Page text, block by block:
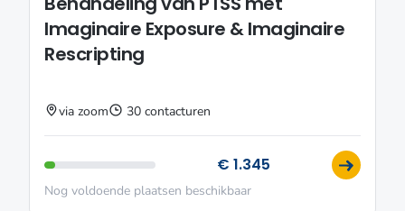
Imaginaire Exposure & Imaginaire
Rescripting
via zoom 30 contacturen
€ 1.345
Nog voldoende plaatsen beschikbaar